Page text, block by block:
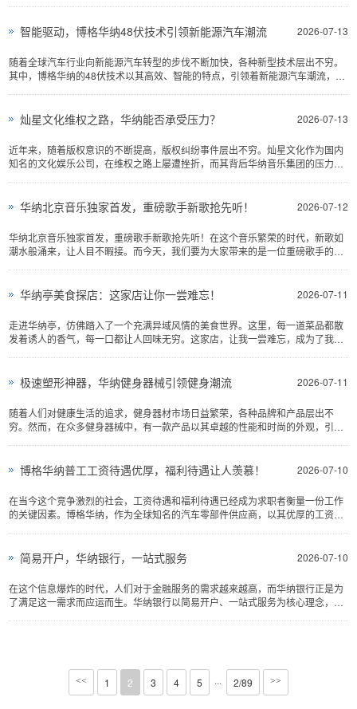
2026-07-13
智能驱动，博格华纳48伏技术引领新能源汽车潮流
随着全球汽车行业向新能源汽车转型的步伐不断加快，各种新型技术层出不穷。
其中，博格华纳的48伏技术以其高效、智能的特点，引领着新能源汽车潮流，成
2026-07-13
灿星文化维权之路，华纳能否承受压力？
近年来，随着版权意识的不断提高，版权纠纷事件层出不穷。灿星文化作为国内
知名的文化娱乐公司，在维权之路上屡遭挫折，而其背后华纳音乐集团的压力也
2026-07-12
华纳北京音乐独家首发，重磅歌手新歌抢先听！
华纳北京音乐独家首发，重磅歌手新歌抢先听！在这个音乐繁荣的时代，新歌如
潮水般涌来，让人目不暇接。而今天，我们要为大家带来的是一位重磅歌手的新
2026-07-11
华纳亭美食探店：这家店让你一尝难忘！
走进华纳亭，仿佛踏入了一个充满异域风情的美食世界。这里，每一道菜品都散
发着诱人的香气，每一口都让人回味无穷。这家店，让我一尝难忘，成为了我心
2026-07-11
极速塑形神器，华纳健身器械引领健身潮流
随着人们对健康生活的追求，健身器材市场日益繁荣，各种品牌和产品层出不
穷。然而，在众多健身器械中，有一款产品以其卓越的性能和时尚的外观，引领
2026-07-10
博格华纳普工工资待遇优厚，福利待遇让人羡慕！
在当今这个竞争激烈的社会，工资待遇和福利待遇已经成为求职者衡量一份工作
的关键因素。博格华纳，作为全球知名的汽车零部件供应商，以其优厚的工资待
2026-07-10
简易开户，华纳银行，一站式服务
在这个信息爆炸的时代，人们对于金融服务的需求越来越高，而华纳银行正是为
了满足这一需求而应运而生。华纳银行以简易开户、一站式服务为核心理念，致
<< 1 2 3 4 5 ··· 2/89 >>